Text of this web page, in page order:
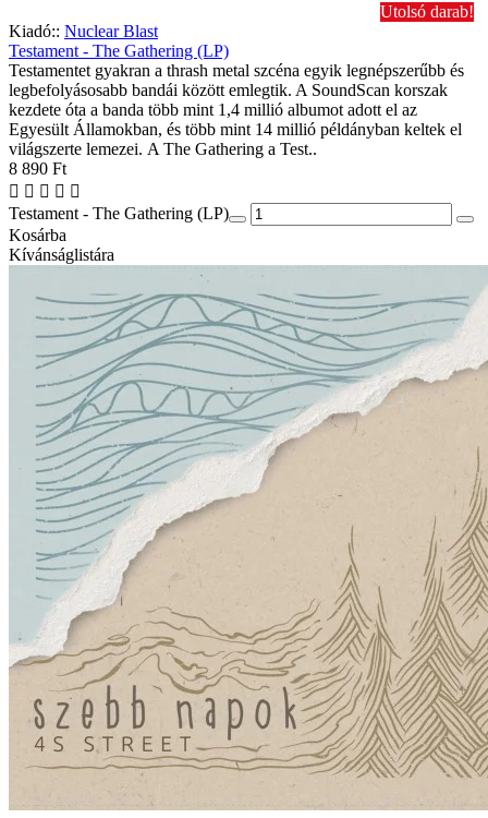
Utolsó darab!
Kiadó:: Nuclear Blast
Testament - The Gathering (LP)
Testamentet gyakran a thrash metal szcéna egyik legnépszerűbb és
legbefolyásosabb bandái között emlegtik. A SoundScan korszak
kezdete óta a banda több mint 1,4 millió albumot adott el az
Egyesült Államokban, és több mint 14 millió példányban keltek el
világszerte lemezei. A The Gathering a Test..
8 890 Ft
Testament - The Gathering (LP)
Kosárba
Kívánságlistára